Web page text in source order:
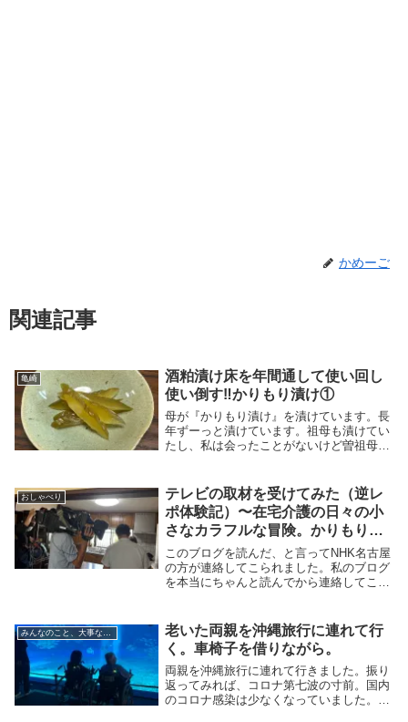
かめーご
関連記事
亀崎
酒粕漬け床を年間通して使い回し
使い倒す‼️かりもり漬け①
母が『かりもり漬け』を漬けています。長
年ずーっと漬けています。祖母も漬けてい
たし、私は会ったことがないけど曽祖母も
近所の誰でも漬けていたそうです。この漬
物は母から引...
おしゃべり
テレビの取材を受けてみた（逆レ
ポ体験記）〜在宅介護の日々の小
さなカラフルな冒険。かりもり漬
け②
このブログを読んだ、と言ってNHK名古屋
の方が連絡してこられました。私のブログ
を本当にちゃんと読んでから連絡してこら
たし、嬉しかったです。夕方７時全国ニュ
ースに繋が...
みんなのこと、大事なこと
老いた両親を沖縄旅行に連れて行
く。車椅子を借りながら。
両親を沖縄旅行に連れて行きました。振り
返ってみれば、コロナ第七波の寸前。国内
のコロナ感染は少なくなっていました。異